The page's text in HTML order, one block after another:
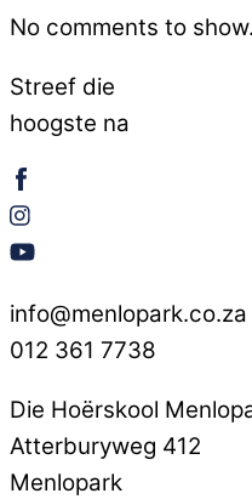
No comments to show.
Streef die
hoogste na
info@menlopark.co.za
012 361 7738
Die Hoërskool
Atterburyweg 412
Menlopark